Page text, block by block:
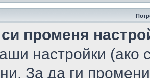
променя
настройки (ако
За да ги